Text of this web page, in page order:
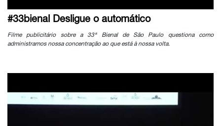
#33bienal Desligue o automático
Filme publicitário sobre a 33ª Bienal de São Paulo questiona como
administramos nossa concentração ao que está à nossa volta.